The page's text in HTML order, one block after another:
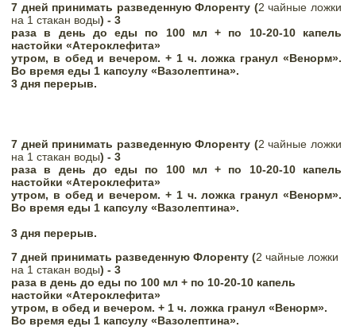
7 дней принимать разведенную Флоренту (2 чайные ложки
на 1 стакан воды) - 3
раза в день до еды по 100 мл + по 10-20-10 капель
настойки «Атероклефита»
утром, в обед и вечером. + 1 ч. ложка гранул «Венорм».
Во время еды 1 капсулу «Вазолептина».
3 дня перерыв.
7 дней принимать разведенную Флоренту (2 чайные ложки
на 1 стакан воды) - 3
раза в день до еды по 100 мл + по 10-20-10 капель
настойки «Атероклефита»
утром, в обед и вечером. + 1 ч. ложка гранул «Венорм».
Во время еды 1 капсулу «Вазолептина».
3 дня перерыв.
7 дней принимать разведенную Флоренту (2 чайные ложки
на 1 стакан воды) - 3
раза в день до еды по 100 мл + по 10-20-10 капель
настойки «Атероклефита»
утром, в обед и вечером. + 1 ч. ложка гранул «Венорм».
Во время еды 1 капсулу «Вазолептина».